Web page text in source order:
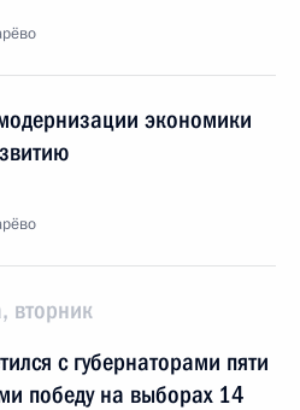
экономики
вторник
с губернаторами пяти
победу на выборах 14